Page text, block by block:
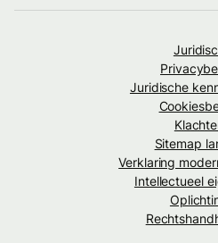
Juridische
Sitemap
Verklaring
Intellectueel